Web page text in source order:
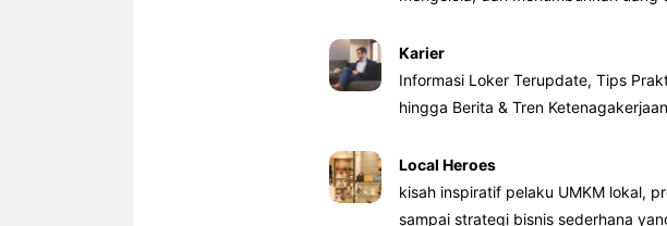
Karier
Informasi Loker Terupdate, Tips
hingga Berita & Tren Ketenagakerjaan
Local Heroes
kisah inspiratif pelaku UMKM lokal,
sampai strategi bisnis sederhana